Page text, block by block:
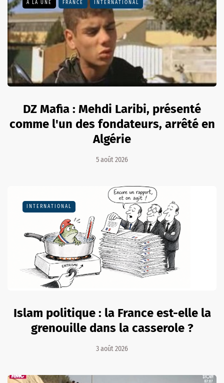
A LA UNE FRANCE INTERNATIONAL
DZ Mafia : Mehdi Laribi, présenté
comme l'un des fondateurs, arrêté en
Algérie
5 août 2026
INTERNATIONAL
Islam politique : la France est-elle la
grenouille dans la casserole ?
3 août 2026